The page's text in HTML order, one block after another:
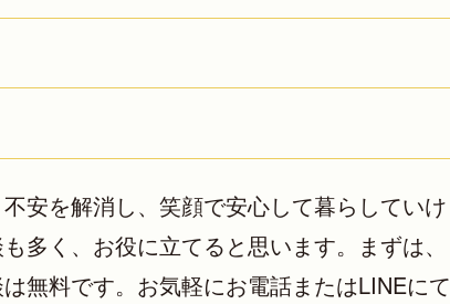
安を解消し、笑顔で安心して暮らしていけ
多く、お役に立てると思います。まずは、
無料です。お気軽にお電話またはLINEにて